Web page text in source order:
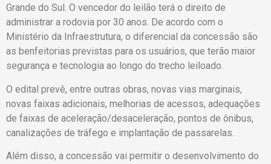
Grande do Sul. O vencedor do leilão terá o direito de
administrar a rodovia por 30 anos. De acordo com o
Ministério da Infraestrutura, o diferencial da concessão são
as benfeitorias previstas para os usuários, que terão maior
segurança e tecnologia ao longo do trecho leiloado.
O edital prevê, entre outras obras, novas vias marginais,
novas faixas adicionais, melhorias de acessos, adequações
de faixas de aceleração/desaceleração, pontos de ônibus,
canalizações de tráfego e implantação de passarelas.
Além disso, a concessão vai permitir o desenvolvimento do